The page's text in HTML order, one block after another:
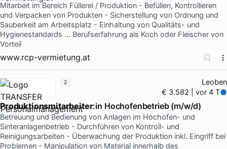
Mitarbeit im Bereich Füllerei / Produktion - Befüllen, Kontrollieren
und Verpacken von Produkten - Sicherstellung von Ordnung und
Sauberkeit am Arbeitsplatz - Einhaltung von Qualitäts- und
Hygienestandards … Berufserfahrung als Koch oder Fleischer von
Vorteil
www.rcp-vermietung.at
Leoben
€ 3.582 | vor 4 T
Produktionsmitarbeiter:in Hochofenbetrieb (m/w/d)
Betreuung und Bedienung von Anlagen im Hochofen- und
Sinteranlagenbetrieb - Durchführen von Kontroll- und
Reinigungsarbeiten - Überwachung der Produktion inkl. Eingriff bei
Problemen - Manipulation von Material innerhalb des
2